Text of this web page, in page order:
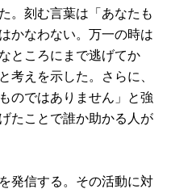
。刻む言葉は「あなたも
かなわない。万一の時は
ところにまで逃げてか
考えを示した。さらに、
のではありません」と強
たことで誰か助かる人が
発信する。その活動に対